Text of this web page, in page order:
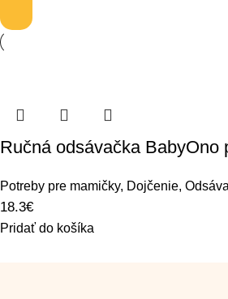
Ručná odsávačka BabyOno
Potreby pre mamičky, Dojčenie,
18.3€
Pridať do košíka